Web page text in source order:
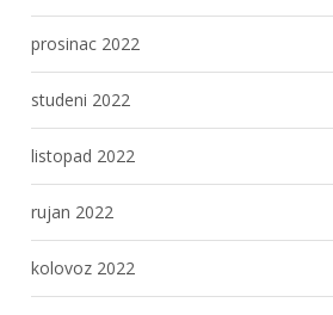
prosinac 2022
studeni 2022
listopad 2022
rujan 2022
kolovoz 2022